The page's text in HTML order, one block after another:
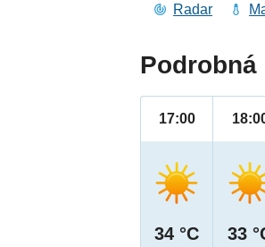
Radar
17:00
34 °C 33